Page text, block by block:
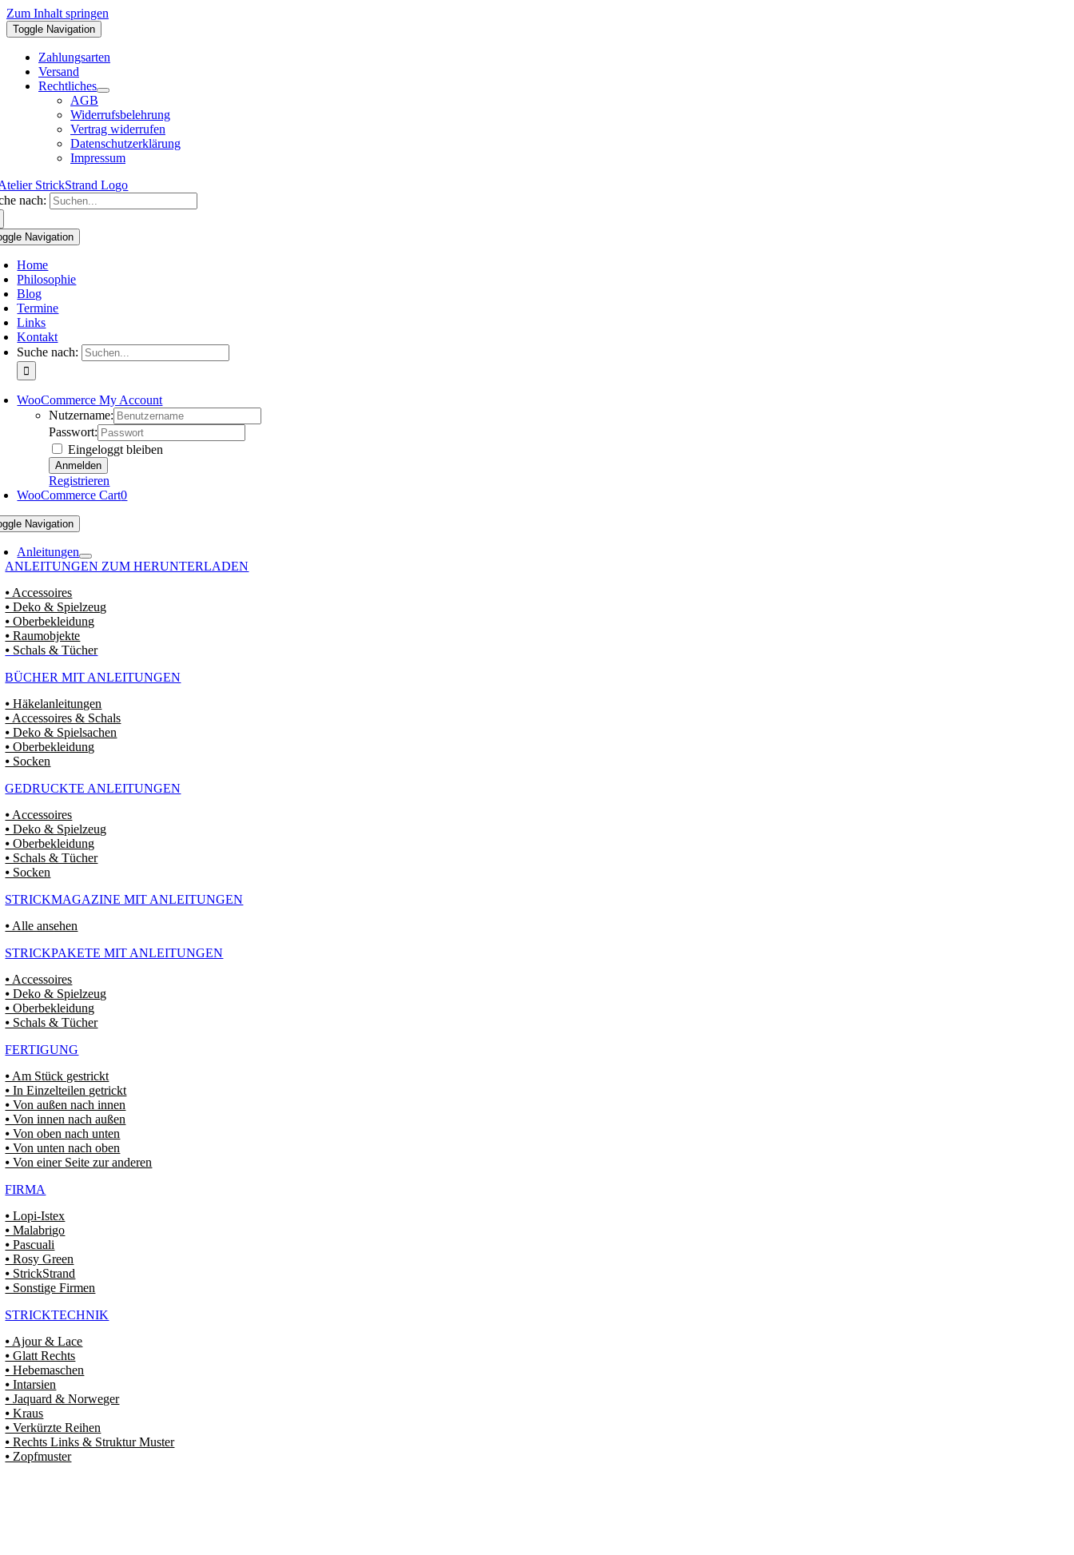
Zum Inhalt springen
Toggle Navigation
Zahlungsarten
Versand
Rechtliches
AGB
Widerrufsbelehrung
Vertrag widerrufen
Datenschutzerklärung
Impressum
nach:
Navigation
Home
Philosophie
Blog
Termine
Links
Kontakt
Suche nach:
WooCommerce My Account
Nutzername:
Passwort:
Eingeloggt bleiben
Registrieren
WooCommerce Cart0
Navigation
Anleitungen
ANLEITUNGEN ZUM HERUNTERLADEN
⦁ Accessoires
⦁ Deko & Spielzeug
⦁ Oberbekleidung
⦁ Raumobjekte
⦁ Schals & Tücher
BÜCHER MIT ANLEITUNGEN
⦁ Häkelanleitungen
⦁ Accessoires & Schals
⦁ Deko & Spielsachen
⦁ Oberbekleidung
⦁ Socken
GEDRUCKTE ANLEITUNGEN
⦁ Accessoires
⦁ Deko & Spielzeug
⦁ Oberbekleidung
⦁ Schals & Tücher
⦁ Socken
STRICKMAGAZINE MIT ANLEITUNGEN
⦁ Alle ansehen
STRICKPAKETE MIT ANLEITUNGEN
⦁ Accessoires
⦁ Deko & Spielzeug
⦁ Oberbekleidung
⦁ Schals & Tücher
FERTIGUNG
⦁ Am Stück gestrickt
⦁ In Einzelteilen getrickt
⦁ Von außen nach innen
⦁ Von innen nach außen
⦁ Von oben nach unten
⦁ Von unten nach oben
⦁ Von einer Seite zur anderen
FIRMA
⦁ Lopi-Istex
⦁ Malabrigo
⦁ Pascuali
⦁ Rosy Green
⦁ StrickStrand
⦁ Sonstige Firmen
STRICKTECHNIK
⦁ Ajour & Lace
⦁ Glatt Rechts
⦁ Hebemaschen
⦁ Intarsien
⦁ Jaquard & Norweger
⦁ Kraus
⦁ Verkürzte Reihen
⦁ Rechts Links & Struktur Muster
⦁ Zopfmuster